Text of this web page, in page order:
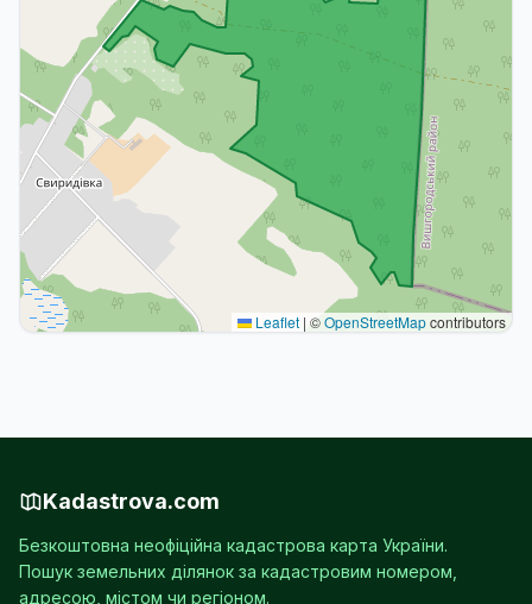
Leaflet | ©OpenStreetMapcontributors
Kadastrova.com
Безкоштовна неофіційна кадастрова карта України.
Пошук земельних ділянок за кадастровим номером,
адресою, містом чи регіоном.